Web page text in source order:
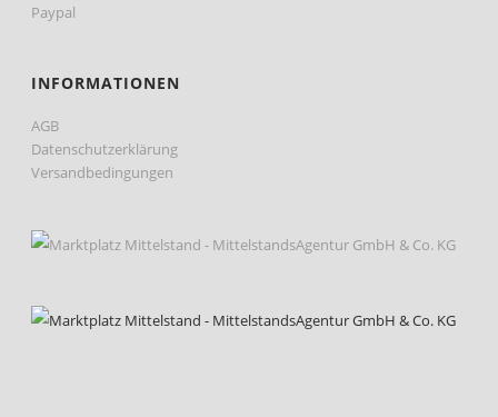
Paypal
INFORMATIONEN
AGB
Datenschutzerklärung
Versandbedingungen